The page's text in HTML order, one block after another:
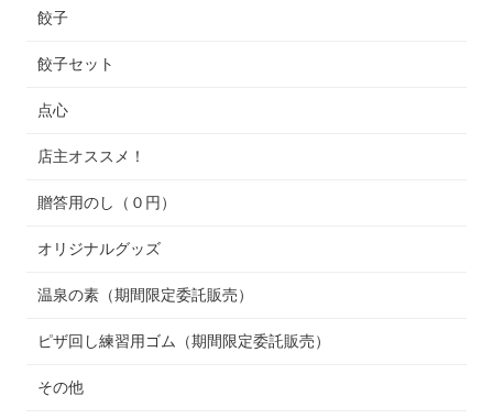
餃子
餃子セット
点心
店主オススメ！
贈答用のし（０円）
オリジナルグッズ
温泉の素（期間限定委託販売）
ピザ回し練習用ゴム（期間限定委託販売）
その他